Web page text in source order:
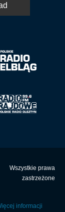
Wszystkie prawa
zastrzeżone
informacji